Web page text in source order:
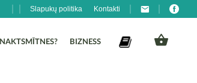
Slapukų politika Kontakti
NAKTSMĪTNES? BIZNESS